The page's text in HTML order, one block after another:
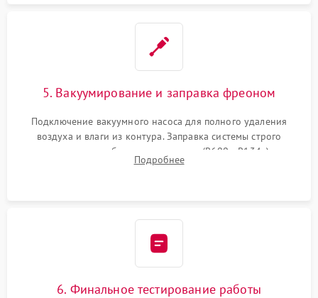
5. Вакуумирование и заправка фреоном
Подключение вакуумного насоса для полного удаления
воздуха и влаги из контура. Заправка системы строго
дозированным объемом хладагента (R600a, R134a) по
электронным весам. Контроль рабочего давления в системе.
Подробнее
6. Финальное тестирование работы